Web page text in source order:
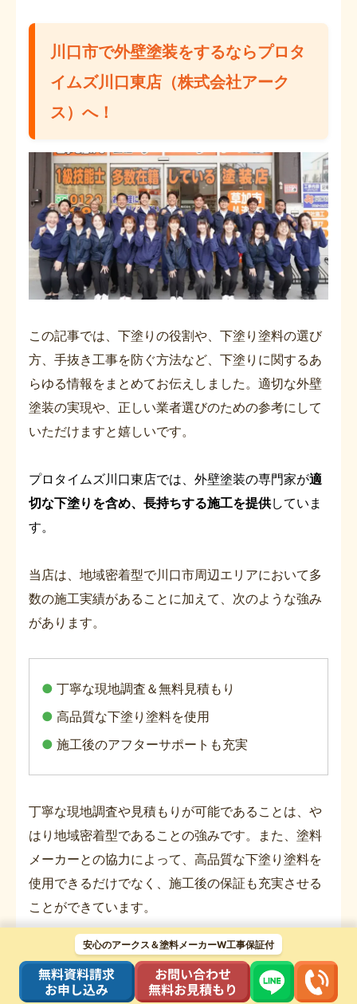
川口市で外壁塗装をするならプロタ
イムズ川口東店（株式会社アーク
ス）へ！
この記事では、下塗りの役割や、下塗り塗料の選び
方、手抜き工事を防ぐ方法など、下塗りに関するあ
らゆる情報をまとめてお伝えしました。適切な外壁
塗装の実現や、正しい業者選びのための参考にして
いただけますと嬉しいです。
プロタイムズ川口東店では、外壁塗装の専門家が適
切な下塗りを含め、長持ちする施工を提供していま
す。
当店は、地域密着型で川口市周辺エリアにおいて多
数の施工実績があることに加えて、次のような強み
があります。
● 丁寧な現地調査＆無料見積もり
● 高品質な下塗り塗料を使用
● 施工後のアフターサポートも充実
丁寧な現地調査や見積もりが可能であることは、や
はり地域密着型であることの強みです。また、塗料
メーカーとの協力によって、高品質な下塗り塗料を
使用できるだけでなく、施工後の保証も充実させる
ことができています。
川口市周辺エリアで外壁塗装をご検討中の皆さまは
是非、当店にお任せください。施工前から施工中、
施工後に至るまで安心できる外壁塗装を実現いたし
安心のアークス＆塗料メーカーW工事保証付